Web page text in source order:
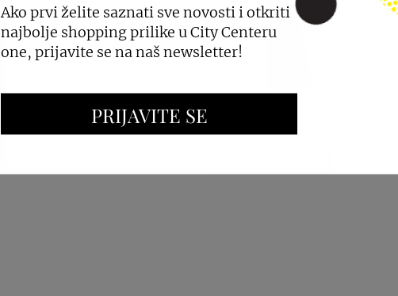
Ako prvi želite saznati sve novosti i otkriti
najbolje shopping prilike u City Centeru
one, prijavite se na naš newsletter!
PRIJAVITE SE